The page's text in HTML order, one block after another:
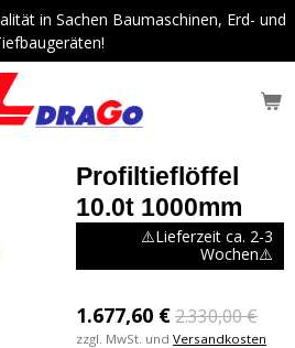
in Sachen Baumaschinen, Erd- und
Profiltieflöffel
10.0t 1000mm
⚠️Lieferzeit ca. 2-3
Wochen⚠️
1.677,60 €2.330,00 €
zzgl. MwSt. und Versandkosten